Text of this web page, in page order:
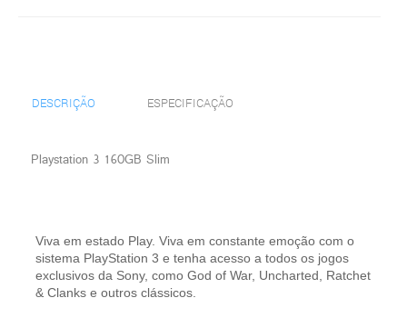
DESCRIÇÃO ESPECIFICAÇÃO
Playstation 3 160GB Slim
Viva em estado Play. Viva em constante emoção com o
sistema PlayStation 3 e tenha acesso a todos os jogos
exclusivos da Sony, como God of War, Uncharted, Ratchet
& Clanks e outros clássicos.